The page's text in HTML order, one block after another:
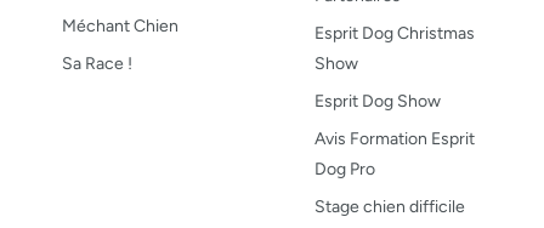
Méchant Chien
Sa Race !
Esprit Dog Christmas
Show
Esprit Dog Show
Avis Formation Esprit
Dog Pro
Stage chien difficile